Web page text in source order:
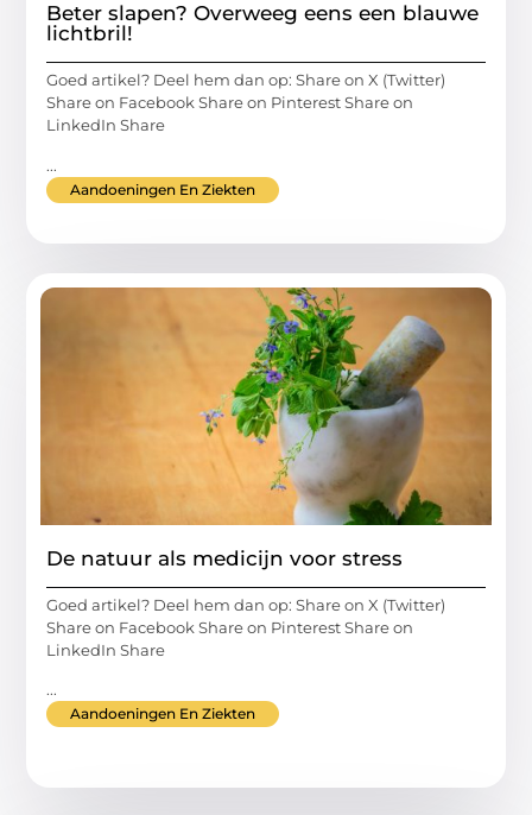
Beter slapen? Overweeg eens een blauwe
lichtbril!
Goed artikel? Deel hem dan op: Share on X (Twitter)
Share on Facebook Share on Pinterest Share on
LinkedIn Share
...
Aandoeningen En Ziekten
De natuur als medicijn voor stress
Goed artikel? Deel hem dan op: Share on X (Twitter)
Share on Facebook Share on Pinterest Share on
LinkedIn Share
...
Aandoeningen En Ziekten